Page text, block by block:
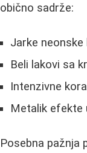
obično sadrže:
Jarke neonske
Beli lakovi sa
Intenzivne
Metalik efekte
Posebna pažnja